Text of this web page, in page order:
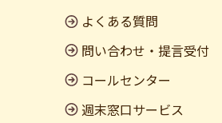
よくある質問
問い合わせ・提言受付
コールセンター
週末窓口サービス